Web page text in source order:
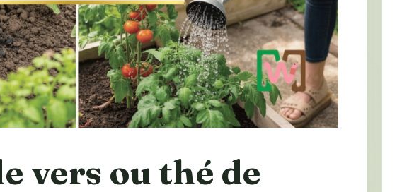
vers ou thé de